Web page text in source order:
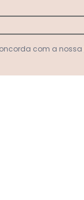
com a nossa